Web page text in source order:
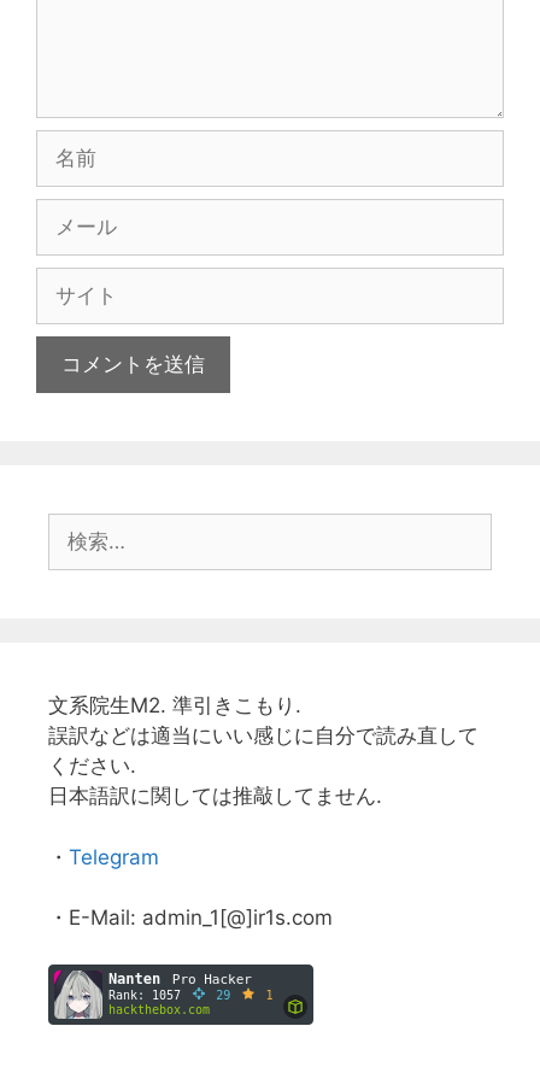
ル
ト
索:
文系院生M2. 準引きこもり.
誤訳などは適当にいい感じに自分で読み直して
ください.
日本語訳に関しては推敲してません.
・ Telegram
・E-Mail: admin_1[@]ir1s.com